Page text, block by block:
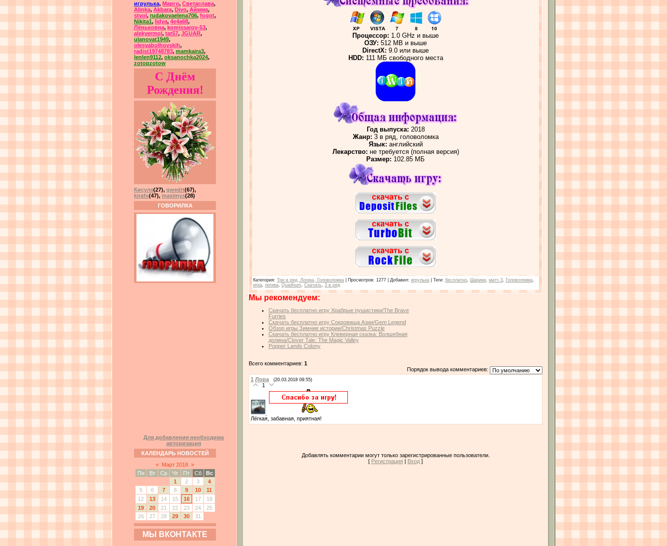
игрулька, Марго, Светаслава,
Alinka, Akbara, Divo, Аймма,
stvol , rudakovaelena706, fogot,
Nikita1, lidya, 4e4a68,
Лёньковна, komissarov-53,
alekyermol , tat57, JGUAR,
ulanovat1949,
olesyabolhovskih,
radist19748783, mamkaira3,
lenlen9112, oksanochka2024,
zotopzotow
С Днём
Рождения!
Кисуля(27), qwedrt(67),
kirafo(47), maximys(28)
ГОВОРИЛКА
Для добавления необходима
авторизация
КАЛЕНДАРЬ НОВОСТЕЙ
« Март 2018 »
Пн
Вт Ср Чт Пт Сб
Вс
1
2 3
4
5
6 7 8 9 10
11
12
13 14 15 16 17
18
19
20 21 22 23 24
25
26
27 28 29 30 31
МЫ ВКОНТАКТЕ
Процессор: 1.0 GHz и выше
ОЗУ: 512 MB и выше
DirectX: 9.0 или выше
HDD: 111 МБ свободного места
Год выпуска: 2018
Жанр: 3 в ряд, головоломка
Язык: английский
Лекарство: не требуется (полная версия)
Размер: 102.85 МБ
Категория: Три в ряд, Логика, Головоломка Просмотров: 1277 | Добавил: игрулька Теги: бесплатно Шарики матч 3 Головоломка
игра
логика Quadrium Скачать 3 в ряд
Мы рекомендуем:
Скачать бесплатно игру Храбрые пушистики/The Brave
Furries
Скачать бесплатно игру Сокровища Азии/Gem Legend
Обзор игры Зимние истории/Christmas Puzzle
Скачать бесплатно игру Клеверная сказка: Волшебная
долина/Clover Tale: The Magic Valley
Popper Lands Colony
Всего комментариев: 1
Порядок вывода комментариев:
1 Лора (20.03.2018 09:55)
1
Лёгкая, забавная, приятная!
Добавлять комментарии могут только зарегистрированные пользователи.
[ Регистрация | Вход ]